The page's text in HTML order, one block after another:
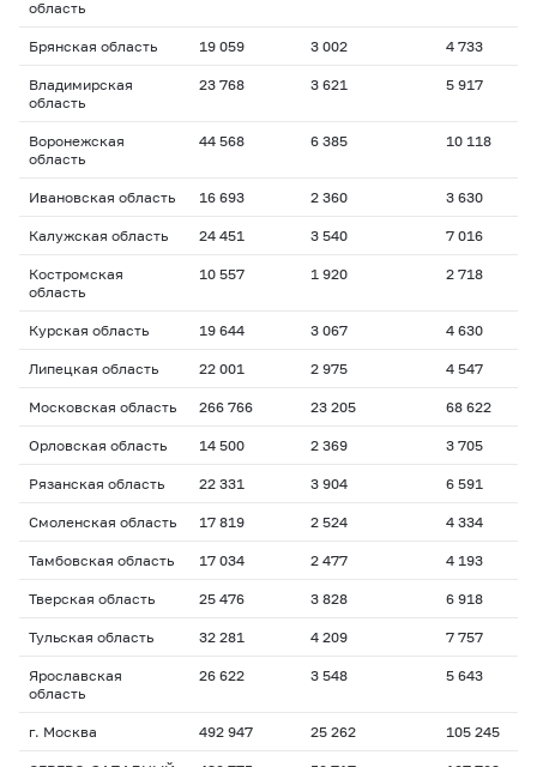
область
Брянская область 19 059 3 002 4 733
Владимирская
область
23 768 3 621 5 917
Воронежская
область
44 568 6 385 10 118
Ивановская область 16 693 2 360 3 630
Калужская область 24 451 3 540 7 016
Костромская
область
10 557 1 920 2 718
Курская область 19 644 3 067 4 630
Липецкая область 22 001 2 975 4 547
Московская область 266 766 23 205 68 622
Орловская область 14 500 2 369 3 705
Рязанская область 22 331 3 904 6 591
Смоленская область 17 819 2 524 4 334
Тамбовская область 17 034 2 477 4 193
Тверская область 25 476 3 828 6 918
Тульская область 32 281 4 209 7 757
Ярославская
область
26 622 3 548 5 643
г. Москва 492 947 25 262 105 245